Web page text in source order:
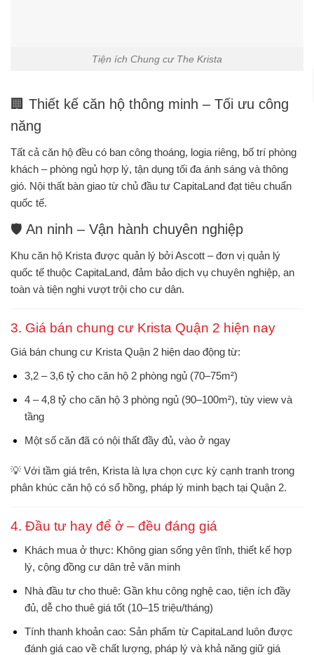
Tiện ích Chung cư The Krista
🏢 Thiết kế căn hộ thông minh – Tối ưu công
năng
Tất cả căn hộ đều có ban công thoáng, logia riêng, bố trí phòng
khách – phòng ngủ hợp lý, tận dụng tối đa ánh sáng và thông
gió. Nội thất bàn giao từ chủ đầu tư CapitaLand đạt tiêu chuẩn
quốc tế.
🛡️ An ninh – Vận hành chuyên nghiệp
Khu căn hộ Krista được quản lý bởiAscott – đơn vị quản lý
quốc tế thuộc CapitaLand, đảm bảo dịch vụ chuyên nghiệp, an
toàn và tiện nghi vượt trội cho cư dân.
3. Giá bán chung cư Krista Quận 2 hiện nay
Giá bán chung cư Krista Quận 2 hiện dao động từ:
3,2 – 3,6 tỷcho căn hộ 2 phòng ngủ (70–75m²)
4 – 4,8 tỷcho căn hộ 3 phòng ngủ (90–100m²), tùy view và
tầng
Một số căn đã có nội thất đầy đủ, vào ở ngay
💡 Với tầm giá trên, Krista là lựa chọn cực kỳ cạnh tranh trong
phân khúc căn hộ có sổ hồng, pháp lý minh bạch tại Quận 2.
4. Đầu tư hay để ở – đều đáng giá
Khách mua ở thực: Không gian sống yên tĩnh, thiết kế hợp
lý, cộng đồng cư dân trẻ văn minh
Nhà đầu tư cho thuê: Gần khu công nghệ cao, tiện ích đầy
đủ, dễ cho thuê giá tốt (10–15 triệu/tháng)
Tính thanh khoản cao: Sản phẩm từ CapitaLand luôn được
đánh giá cao về chất lượng, pháp lý và khả năng giữ giá